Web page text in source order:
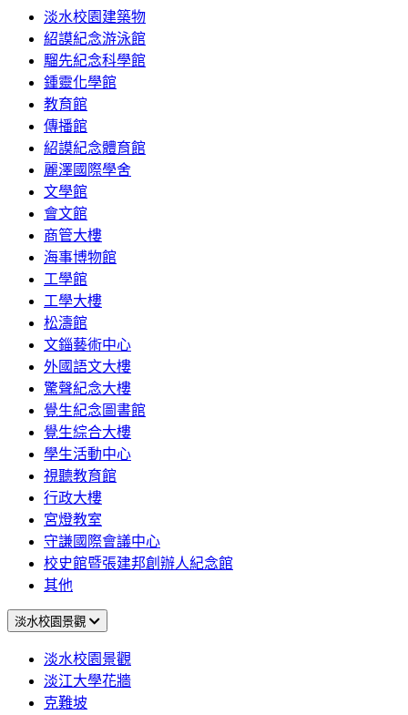
淡水校園建築物
紹謨紀念游泳館
騮先紀念科學館
鍾靈化學館
教育館
傳播館
紹謨紀念體育館
麗澤國際學舍
文學館
會文館
商管大樓
海事博物館
工學館
工學大樓
松濤館
文錙藝術中心
外國語文大樓
驚聲紀念大樓
覺生紀念圖書館
覺生綜合大樓
學生活動中心
視聽教育館
行政大樓
宮燈教室
守謙國際會議中心
校史館暨張建邦創辦人紀念館
其他
淡水校園景觀
淡水校園景觀
淡江大學花牆
克難坡